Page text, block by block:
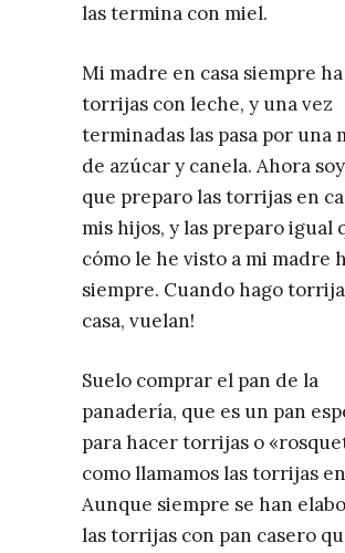
las termina con miel.
Mi madre en casa siempre
torrijas con leche, y una vez
terminadas las pasa por una
de azúcar y canela. Ahora
que preparo las torrijas en
mis hijos, y las preparo igual
cómo le he visto a mi madre
siempre. Cuando hago
casa, vuelan!
Suelo comprar el pan de la
panadería, que es un pan
para hacer torrijas o
como llamamos las torrijas
Aunque siempre se han
las torrijas con pan casero